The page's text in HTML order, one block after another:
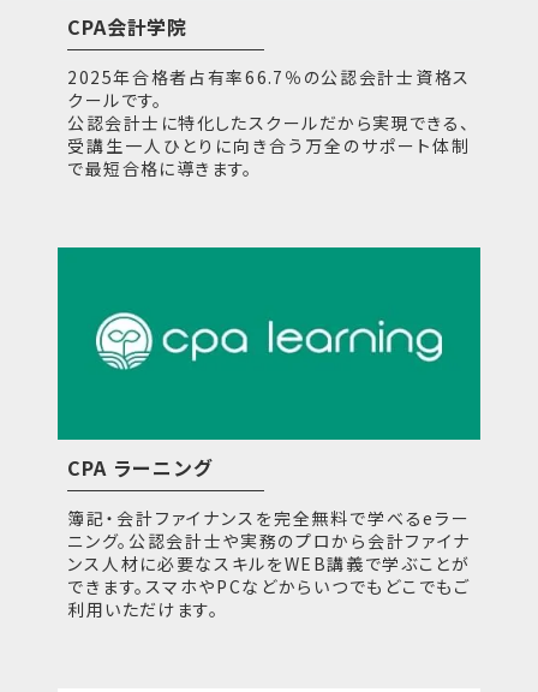
CPA会計学院
2025年合格者占有率66.7％の公認会計士資格ス
クールです。
公認会計士に特化したスクールだから実現できる、
受講生一人ひとりに向き合う万全のサポート体制
で最短合格に導きます。
CPA ラーニング
簿記・会計ファイナンスを完全無料で学べるeラー
ニング。公認会計士や実務のプロから会計ファイナ
ンス人材に必要なスキルをWEB講義で学ぶことが
できます。スマホやPCなどからいつでもどこでもご
利用いただけます。